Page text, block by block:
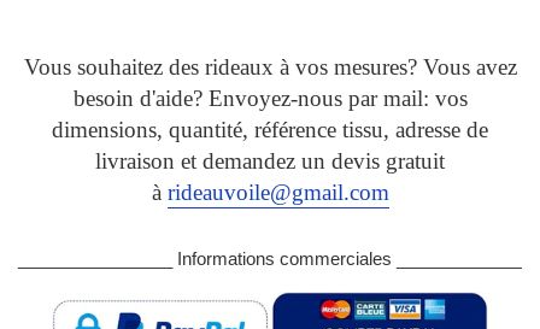
Vous souhaitez des rideaux à vos mesures? Vous avez
besoin d'aide? Envoyez-nous par mail: vos
dimensions, quantité, référence tissu, adresse de
livraison et demandez un devis gratuit
à rideauvoile@gmail.com
________________ Informations commerciales _____________